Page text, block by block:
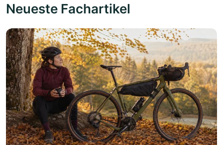
Neueste Fachartikel